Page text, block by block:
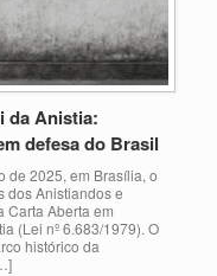
da Anistia:
defesa do Brasil
de 2025, em Brasília, o
dos Anistiandos e
Carta Aberta em
(Lei nº 6.683/1979). O
histórico da